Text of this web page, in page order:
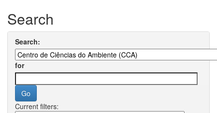
Search
Search:
for
Current filters: